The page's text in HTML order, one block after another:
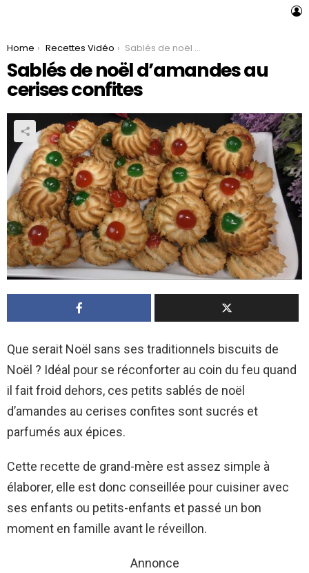
You are here:
Home Recettes Vidéo Sablés de noël d’amandes au cerises confites
Sablés de noël d’amandes au
cerises confites
Que serait Noël sans ses traditionnels biscuits de
Noël ? Idéal pour se réconforter au coin du feu quand
il fait froid dehors, ces petits sablés de noël
d’amandes au cerises confites sont sucrés et
parfumés aux épices.
Cette recette de grand-mère est assez simple à
élaborer, elle est donc conseillée pour cuisiner avec
ses enfants ou petits-enfants et passé un bon
moment en famille avant le réveillon.
Annonce